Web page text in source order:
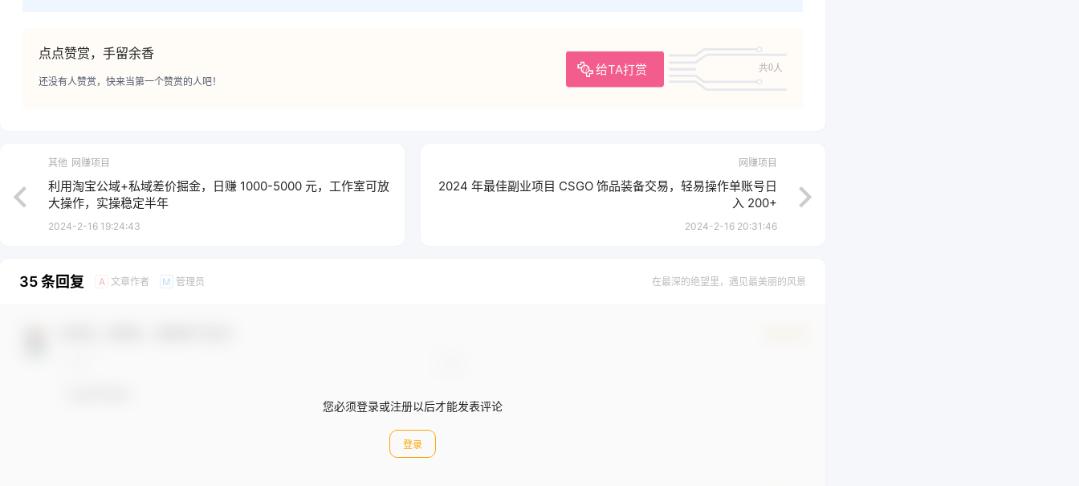
点点赞赏，手留余香
给TA打赏 共0人
还没有人赞赏，快来当第一个赞赏的人吧！
其他 网赚项目
利用淘宝公域+私域差价掘金，日赚 1000-5000 元，工作室可放
大操作，实操稳定半年
2024-2-16 19:24:43
网赚项目
2024 年最佳副业项目 CSGO 饰品装备交易，轻易操作单账号日
入 200+
2024-2-16 20:31:46
35 条回复 A 文章作者 M 管理员 在最深的绝望里，遇见最美丽的风景
您必须登录或注册以后才能发表评论
登录